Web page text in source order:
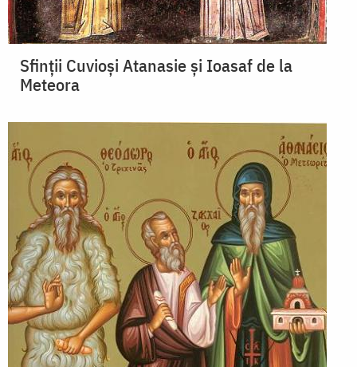
Sfinții Cuvioși Atanasie și Ioasaf de la
Meteora